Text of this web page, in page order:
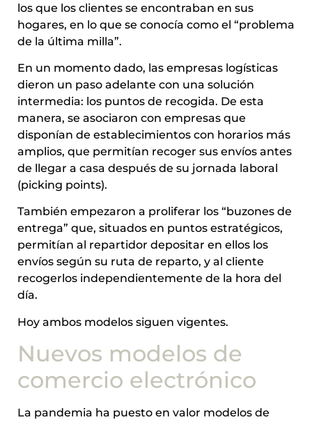
los que los clientes se encontraban en sus
hogares, en lo que se conocía como el “problema
de la última milla”.
En un momento dado, las empresas logísticas
dieron un paso adelante con una solución
intermedia: los puntos de recogida. De esta
manera, se asociaron con empresas que
disponían de establecimientos con horarios más
amplios, que permitían recoger sus envíos antes
de llegar a casa después de su jornada laboral
(picking points).
También empezaron a proliferar los “buzones de
entrega” que, situados en puntos estratégicos,
permitían al repartidor depositar en ellos los
envíos según su ruta de reparto, y al cliente
recogerlos independientemente de la hora del
día.
Hoy ambos modelos siguen vigentes.
Nuevos modelos de
comercio electrónico
La pandemia ha puesto en valor modelos de